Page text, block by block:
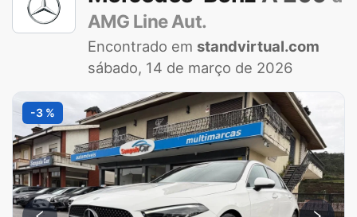
AMG Line Aut.
Encontrado em standvirtual.com
sábado, 14 de março de 2026
-3 %